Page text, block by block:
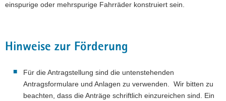
i
einspurige oder mehrspurige Fahrräder konstruiert sein.
Hinweise zur Förderung
Für die Antragstellung sind die untenstehenden
Antragsformulare und Anlagen zu verwenden. Wir bitten zu
beachten, dass die Anträge schriftlich einzureichen sind. Ein